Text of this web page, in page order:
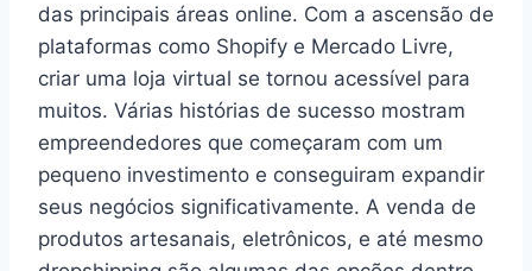
das principais áreas online. Com a ascensão de
plataformas como Shopify e Mercado Livre,
criar uma loja virtual se tornou acessível para
muitos. Várias histórias de sucesso mostram
empreendedores que começaram com um
pequeno investimento e conseguiram expandir
seus negócios significativamente. A venda de
produtos artesanais, eletrônicos, e até mesmo